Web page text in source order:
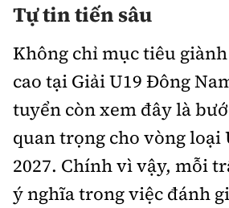
Tự tin tiến sâu
Không chỉ mục tiêu
cao tại Giải U19 Đông
tuyển còn xem đây là
quan trọng cho vòng loại
2027. Chính vì vậy, mỗi
ý nghĩa trong việc đánh